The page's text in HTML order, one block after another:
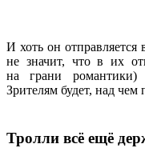
И хоть он отправляется
не значит, что в их
на грани романтики)
Зрителям будет, над
Тролли всё ещё